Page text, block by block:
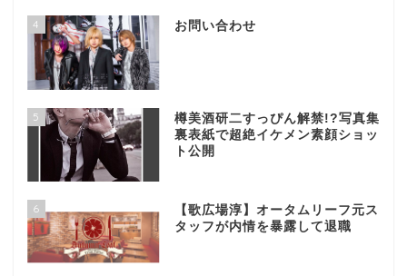
4 お問い合わせ
5
樽美酒研二すっぴん解禁!?写真集
裏表紙で超絶イケメン素顔ショッ
ト公開
6
【歌広場淳】オータムリーフ元ス
タッフが内情を暴露して退職